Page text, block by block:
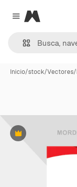
Close menu
Magnific
Inicio/stock/Vectores/
Premium